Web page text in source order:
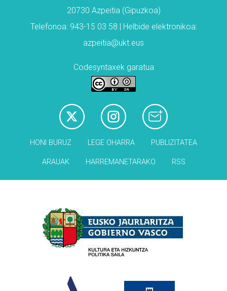
20730 Azpeitia (Gipuzkoa)
Telefonoa: 943-15 03 58 | Helbide elektronikoa:
azpeitia@ukt.eus
Codesyntaxek garatua
HONI BURUZ LEGE OHARRA PUBLIZITATEA
ARAUAK HARREMANETARAKO RSS